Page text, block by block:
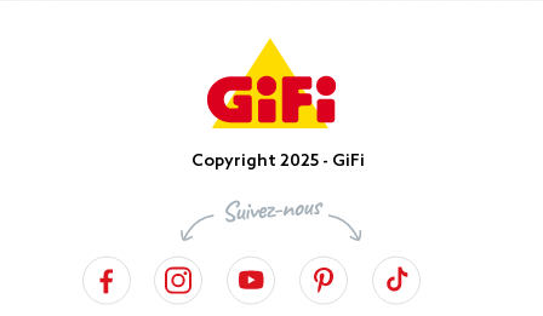
Copyright 2025 - GiFi